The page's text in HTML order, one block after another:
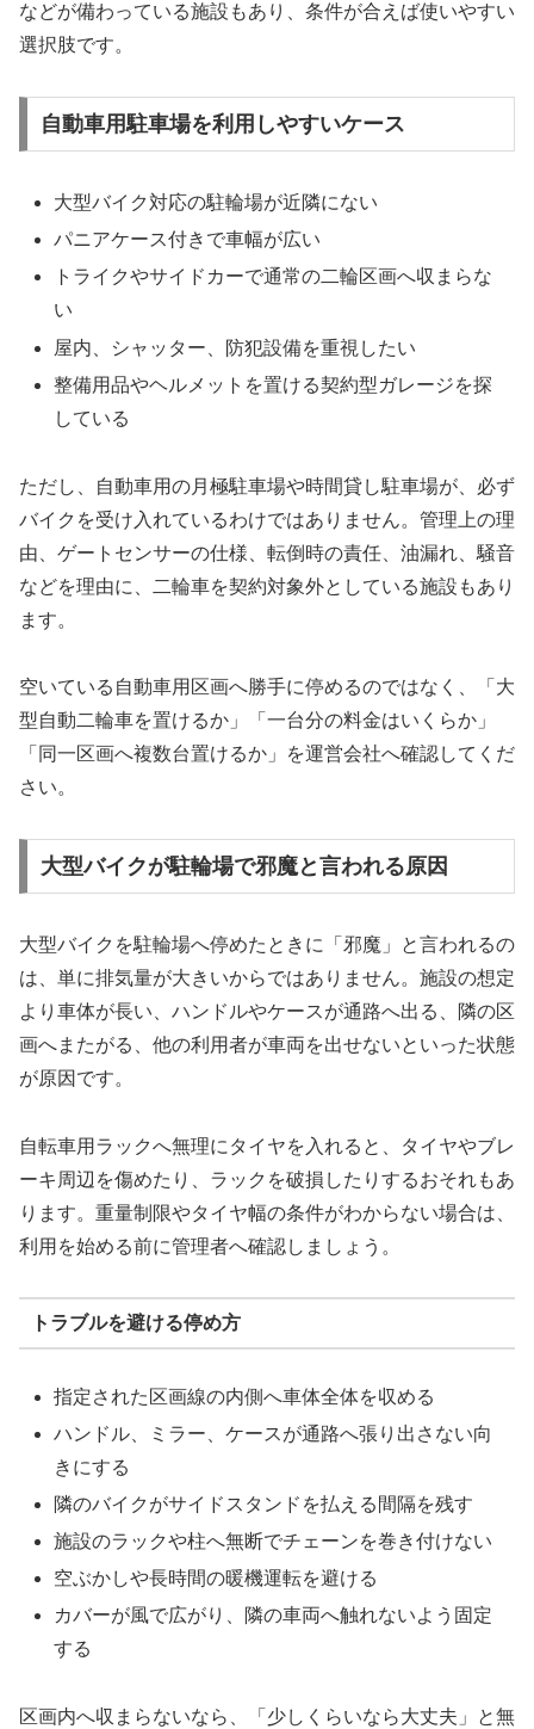
などが備わっている施設もあり、条件が合えば使いやすい
選択肢です。
自動車用駐車場を利用しやすいケース
大型バイク対応の駐輪場が近隣にない
パニアケース付きで車幅が広い
トライクやサイドカーで通常の二輪区画へ収まらな
い
屋内、シャッター、防犯設備を重視したい
整備用品やヘルメットを置ける契約型ガレージを探
している
ただし、自動車用の月極駐車場や時間貸し駐車場が、必ず
バイクを受け入れているわけではありません。管理上の理
由、ゲートセンサーの仕様、転倒時の責任、油漏れ、騒音
などを理由に、二輪車を契約対象外としている施設もあり
ます。
空いている自動車用区画へ勝手に停めるのではなく、「大
型自動二輪車を置けるか」「一台分の料金はいくらか」
「同一区画へ複数台置けるか」を運営会社へ確認してくだ
さい。
大型バイクが駐輪場で邪魔と言われる原因
大型バイクを駐輪場へ停めたときに「邪魔」と言われるの
は、単に排気量が大きいからではありません。施設の想定
より車体が長い、ハンドルやケースが通路へ出る、隣の区
画へまたがる、他の利用者が車両を出せないといった状態
が原因です。
自転車用ラックへ無理にタイヤを入れると、タイヤやブレ
ーキ周辺を傷めたり、ラックを破損したりするおそれもあ
ります。重量制限やタイヤ幅の条件がわからない場合は、
利用を始める前に管理者へ確認しましょう。
トラブルを避ける停め方
指定された区画線の内側へ車体全体を収める
ハンドル、ミラー、ケースが通路へ張り出さない向
きにする
隣のバイクがサイドスタンドを払える間隔を残す
施設のラックや柱へ無断でチェーンを巻き付けない
空ぶかしや長時間の暖機運転を避ける
カバーが風で広がり、隣の車両へ触れないよう固定
する
区画内へ収まらないなら、「少しくらいなら大丈夫」と無